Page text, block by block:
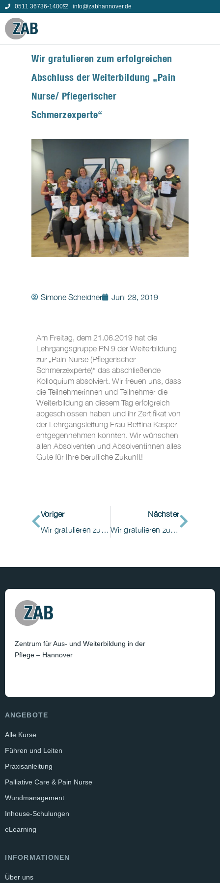
0511 36736-1400 info@zabhannover.de
Wir gratulieren zum erfolgreichen
Abschluss der Weiterbildung „Pain
Nurse/ Pflegerischer
Schmerzexperte“
Simone Scheidner Juni 28, 2019
Am Freitag, dem 21.06.2019 hat die
Lehrgangsgruppe PN 9 der Weiterbildung
zur „Pain Nurse (Pflegerischer
Schmerzexperte)“ das abschließende
Kolloquium absolviert. Wir freuen uns, dass
die Teilnehmerinnen und Teilnehmer die
Weiterbildung an diesem Tag erfolgreich
abgeschlossen haben und ihr Zertifikat von
der Lehrgangsleitung Frau Bettina Kasper
entgegennehmen konnten. Wir wünschen
allen Absolventen und Absolventinnen alles
Gute für Ihre berufliche Zukunft!
Voriger
Wir gratulieren zum 1. Schritt auf dem Weg zum erfolgreichen Abschluss der Weiterbildung zur/zum „Wundexperte/in“
Nächster
Wir gratulieren zum erfolgreichen Abschluss der Weiterbildung zur „Fachkraft Palliative Care“!
Zentrum für Aus- und Weiterbildung in der
Pflege – Hannover
ANGEBOTE
Alle Kurse
Führen und Leiten
Praxisanleitung
Palliative Care & Pain Nurse
Wundmanagement
Inhouse-Schulungen
eLearning
INFORMATIONEN
Über uns